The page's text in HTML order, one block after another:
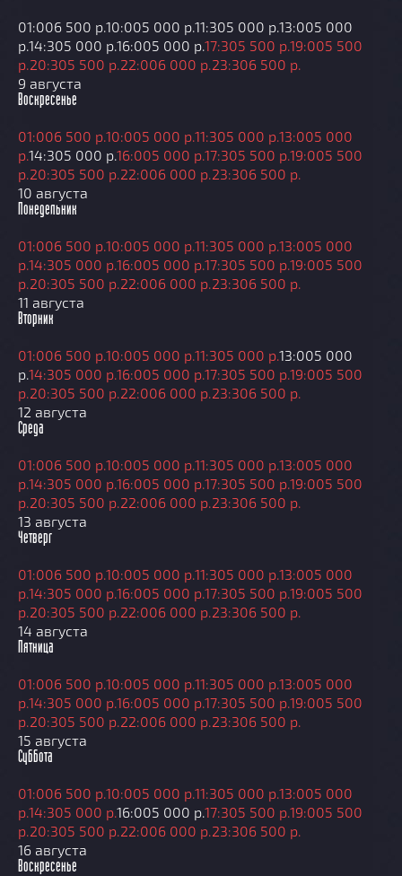
01:006 500 р.10:005 000 р.11:305 000 р.13:005 000
р.14:305 000 р.16:005 000 р.17:305 500 р.19:005 500
р.20:305 500 р.22:006 000 р.23:306 500 р.
9 августа
Воскресенье
01:006 500 р.10:005 000 р.11:305 000 р.13:005 000
р.14:305 000 р.16:005 000 р.17:305 500 р.19:005 500
р.20:305 500 р.22:006 000 р.23:306 500 р.
10 августа
Понедельник
01:006 500 р.10:005 000 р.11:305 000 р.13:005 000
р.14:305 000 р.16:005 000 р.17:305 500 р.19:005 500
р.20:305 500 р.22:006 000 р.23:306 500 р.
11 августа
Вторник
01:006 500 р.10:005 000 р.11:305 000 р.13:005 000
р.14:305 000 р.16:005 000 р.17:305 500 р.19:005 500
р.20:305 500 р.22:006 000 р.23:306 500 р.
12 августа
Среда
01:006 500 р.10:005 000 р.11:305 000 р.13:005 000
р.14:305 000 р.16:005 000 р.17:305 500 р.19:005 500
р.20:305 500 р.22:006 000 р.23:306 500 р.
13 августа
Четверг
01:006 500 р.10:005 000 р.11:305 000 р.13:005 000
р.14:305 000 р.16:005 000 р.17:305 500 р.19:005 500
р.20:305 500 р.22:006 000 р.23:306 500 р.
14 августа
Пятница
01:006 500 р.10:005 000 р.11:305 000 р.13:005 000
р.14:305 000 р.16:005 000 р.17:305 500 р.19:005 500
р.20:305 500 р.22:006 000 р.23:306 500 р.
15 августа
Суббота
01:006 500 р.10:005 000 р.11:305 000 р.13:005 000
р.14:305 000 р.16:005 000 р.17:305 500 р.19:005 500
р.20:305 500 р.22:006 000 р.23:306 500 р.
16 августа
Воскресенье